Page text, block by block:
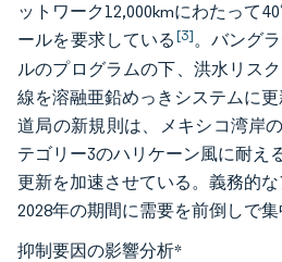
ットワーク12,000kmにわたって
ールを要求している[3]。バング
ルのプログラムの下、洪水リス
線を溶融亜鉛めっきシステムに
道局の新規則は、メキシコ湾岸
テゴリー3のハリケーン風に耐え
更新を加速させている。義務的
2028年の期間に需要を前倒しで集
抑制要因の影響分析*